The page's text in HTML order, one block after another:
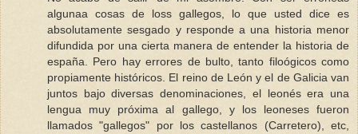
algunaa cosas de loss gallegos, lo que usted dice es
absolutamente sesgado y responde a una historia menor
difundida por una cierta manera de entender la historia de
españa. Pero hay errores de bulto, tanto filoógicos como
propiamente históricos. El reino de León y el de Galicia van
juntos bajo diversas denominaciones, el leonés era una
lengua muy próxima al gallego, y los leoneses fueron
llamados "gallegos" por los castellanos (Carretero), etc,